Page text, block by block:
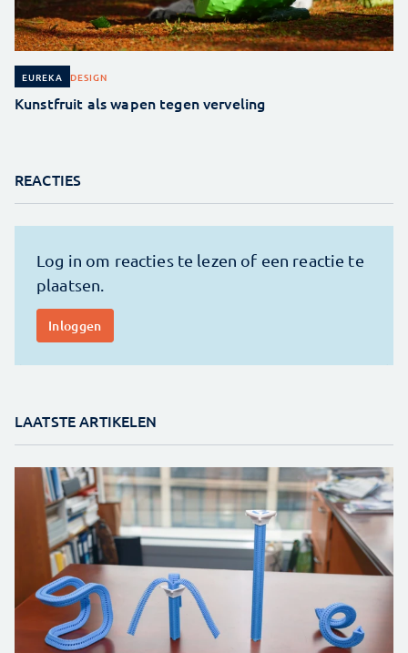
EUREKA DESIGN
Kunstfruit als wapen tegen verveling
REACTIES
LAATSTE ARTIKELEN